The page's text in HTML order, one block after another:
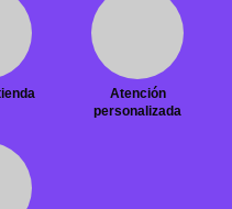
Atención
personalizada